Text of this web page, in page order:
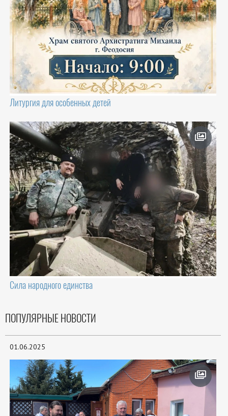
Литургия для особенных детей
Сила народного единства
ПОПУЛЯРНЫЕ НОВОСТИ
01.06.2025